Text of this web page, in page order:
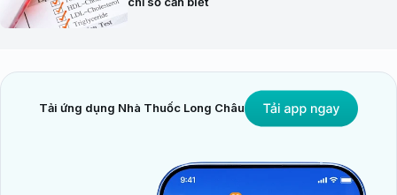
Tải ứng dụng Nhà Thuốc Long Châu